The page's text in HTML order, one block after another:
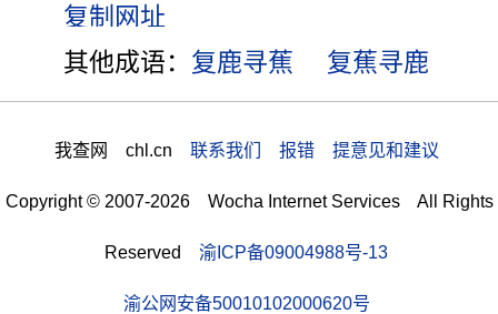
其他成语： 复鹿寻蕉 复蕉寻鹿
我查网 chl.cn 联系我们 报错 提意见和建议
Copyright © 2007-2026 Wocha Internet Services All Rights
Reserved 渝ICP备09004988号-13
渝公网安备50010102000620号